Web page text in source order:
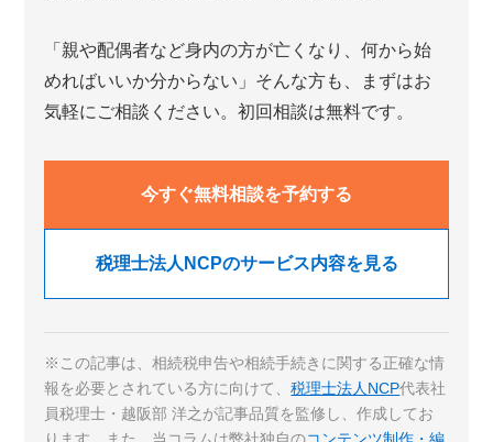
「親や配偶者など身内の方が亡くなり、何から始
めればいいか分からない」そんな方も、まずはお
気軽にご相談ください。初回相談は無料です。
今すぐ無料相談を予約する
税理士法人NCPのサービス内容を見る
※この記事は、相続税申告や相続手続きに関する正確な情
報を必要とされている方に向けて、税理士法人NCP代表社
員税理士・越阪部 洋之が記事品質を監修し、作成してお